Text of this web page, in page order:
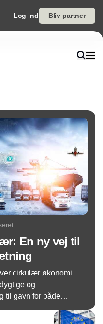
Log ind Bliv partner
En ny vej til
cirkulær økonomi
og
til gavn for både